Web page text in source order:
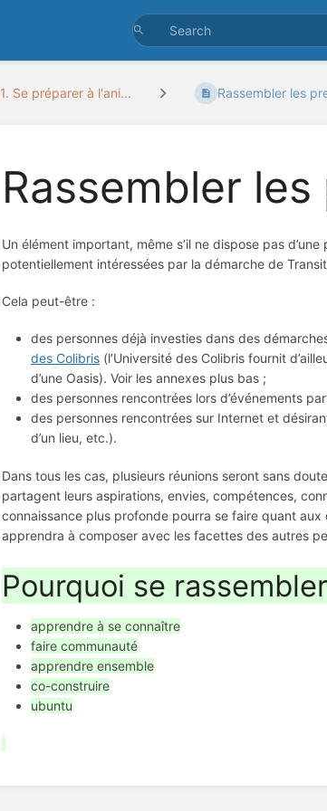
1. Se préparer à l'ani... Rassembler les
Rassembler
Un élément important, même s’il ne dispose pas
potentiellement intéressées par la démarche de
Cela peut-être :
des personnes déjà investies dans des
des Colibris (l’Université des Colibris fournit
d’une Oasis). Voir les annexes plus bas ;
des personnes rencontrées lors d’événements
des personnes rencontrées sur Internet et
d’un lieu, etc.).
Dans tous les cas, plusieurs réunions seront sans
partagent leurs aspirations, envies, compétences,
connaissance plus profonde pourra se faire quant
apprendra à composer avec les facettes des autres
Pourquoi se
apprendre à se connaître
faire communauté
apprendre ensemble
co-construire
ubuntu